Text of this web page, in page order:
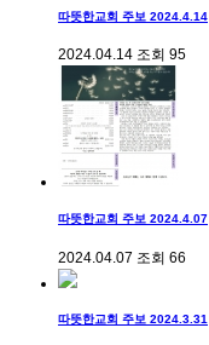
따뜻한교회 주보 2024.4.14
2024.04.14 조회 95
따뜻한교회 주보 2024.4.07
2024.04.07 조회 66
따뜻한교회 주보 2024.3.31